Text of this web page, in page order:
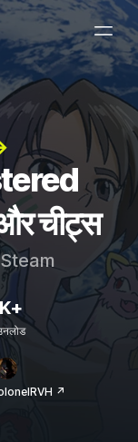
चीट्स
↗